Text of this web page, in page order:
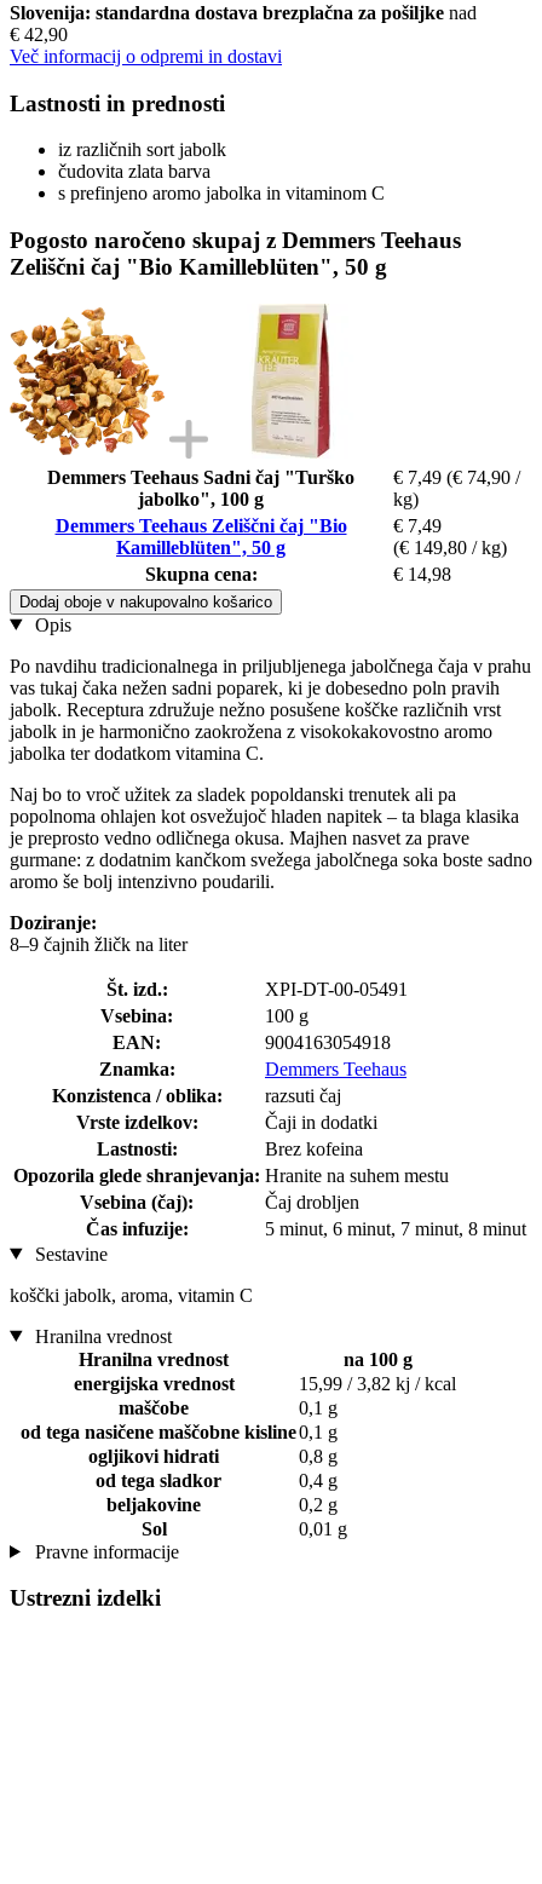
Slovenija: standardna dostava brezplačna za pošiljke nad
€ 42,90
Več informacij o odpremi in dostavi
Lastnosti in prednosti
iz različnih sort jabolk
čudovita zlata barva
s prefinjeno aromo jabolka in vitaminom C
Pogosto naročeno skupaj z Demmers Teehaus
Zeliščni čaj "Bio Kamilleblüten", 50 g
Demmers Teehaus Sadni čaj "Turško
jabolko", 100 g
€ 7,49 (€ 74,90 /
kg)
Demmers Teehaus Zeliščni čaj "Bio
Kamilleblüten", 50 g
€ 7,49
(€ 149,80 / kg)
Skupna cena:
€ 14,98
Dodaj oboje v nakupovalno košarico
Opis
Po navdihu tradicionalnega in priljubljenega jabolčnega čaja v prahu
vas tukaj čaka nežen sadni poparek, ki je dobesedno poln pravih
jabolk. Receptura združuje nežno posušene koščke različnih vrst
jabolk in je harmonično zaokrožena z visokokakovostno aromo
jabolka ter dodatkom vitamina C.
Naj bo to vroč užitek za sladek popoldanski trenutek ali pa
popolnoma ohlajen kot osvežujoč hladen napitek – ta blaga klasika
je preprosto vedno odličnega okusa. Majhen nasvet za prave
gurmane: z dodatnim kančkom svežega jabolčnega soka boste sadno
aromo še bolj intenzivno poudarili.
Doziranje:
8–9 čajnih žličk na liter
Št. izd.:
XPI-DT-00-05491
Vsebina:
100 g
EAN:
9004163054918
Znamka:
Demmers Teehaus
Konzistenca / oblika:
razsuti čaj
Vrste izdelkov:
Čaji in dodatki
Lastnosti:
Brez kofeina
Opozorila glede shranjevanja: Hranite na suhem mestu
Vsebina (čaj):
Čaj drobljen
Čas infuzije:
5 minut, 6 minut, 7 minut, 8 minut
Sestavine
koščki jabolk, aroma, vitamin C
Hranilna vrednost
Hranilna vrednost
na 100 g
energijska vrednost
15,99 / 3,82 kj / kcal
maščobe
0,1 g
od tega nasičene maščobne kisline0,1 g
ogljikovi hidrati
0,8 g
od tega sladkor
0,4 g
beljakovine
0,2 g
Sol
0,01 g
Pravne informacije
Ustrezni izdelki